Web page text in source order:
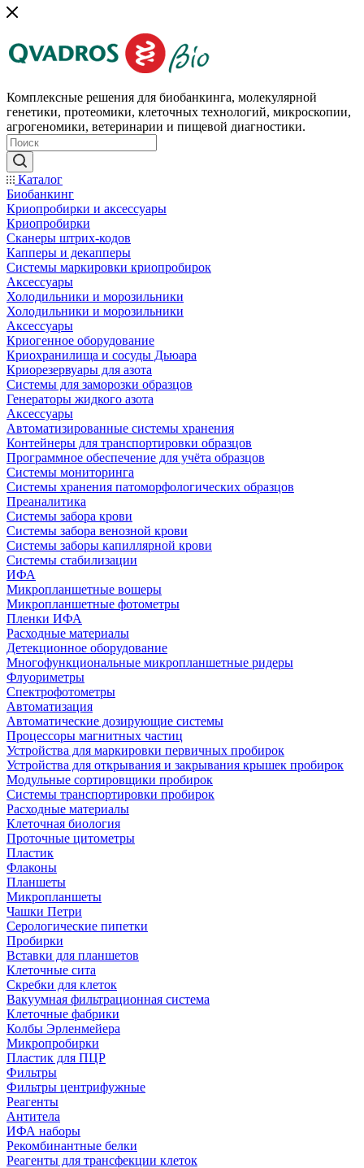
Комплексные решения для биобанкинга, молекулярной
генетики, протеомики, клеточных технологий, микроскопии,
агрогеномики, ветеринарии и пищевой диагностики.
Каталог
Биобанкинг
Криопробирки и аксессуары
Криопробирки
Сканеры штрих-кодов
Капперы и декапперы
Системы маркировки криопробирок
Аксессуары
Холодильники и морозильники
Холодильники и морозильники
Аксессуары
Криогенное оборудование
Криохранилища и сосуды Дьюара
Криорезервуары для азота
Системы для заморозки образцов
Генераторы жидкого азота
Аксессуары
Автоматизированные системы хранения
Контейнеры для транспортировки образцов
Программное обеспечение для учёта образцов
Системы мониторинга
Системы хранения патоморфологических образцов
Преаналитика
Системы забора крови
Системы забора венозной крови
Системы заборы капиллярной крови
Системы стабилизации
ИФА
Микропланшетные вошеры
Микропланшетные фотометры
Пленки ИФА
Расходные материалы
Детекционное оборудование
Многофункциональные микропланшетные ридеры
Флуориметры
Спектрофотометры
Автоматизация
Автоматические дозирующие системы
Процессоры магнитных частиц
Устройства для маркировки первичных пробирок
Устройства для открывания и закрывания крышек пробирок
Модульные сортировщики пробирок
Системы транспортировки пробирок
Расходные материалы
Клеточная биология
Проточные цитометры
Пластик
Флаконы
Планшеты
Микропланшеты
Чашки Петри
Серологические пипетки
Пробирки
Вставки для планшетов
Клеточные сита
Скребки для клеток
Вакуумная фильтрационная система
Клеточные фабрики
Колбы Эрленмейера
Микропробирки
Пластик для ПЦР
Фильтры
Фильтры центрифужные
Реагенты
Антитела
ИФА наборы
Рекомбинантные белки
Реагенты для трансфекции клеток